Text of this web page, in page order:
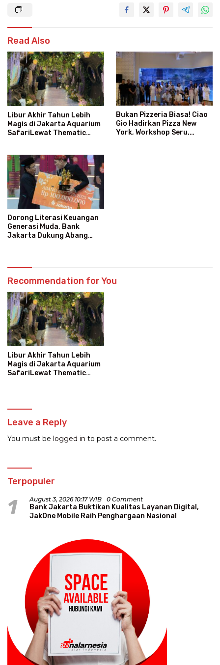
Read Also
Libur Akhir Tahun Lebih
Magis di Jakarta Aquarium
SafariLewat Thematic
Bukan Pizzeria Biasa! Ciao
Gio Hadirkan Pizza New
York, Workshop Seru,
Dorong Literasi Keuangan
Generasi Muda, Bank
Jakarta Dukung Abang
Recommendation for You
Libur Akhir Tahun Lebih
Magis di Jakarta Aquarium
SafariLewat Thematic
Leave a Reply
You must be logged in to post a comment.
Terpopuler
1 August 3, 2026 10:17 WIB 0 Comment
Bank Jakarta Buktikan Kualitas Layanan Digital,
JakOne Mobile Raih Penghargaan Nasional